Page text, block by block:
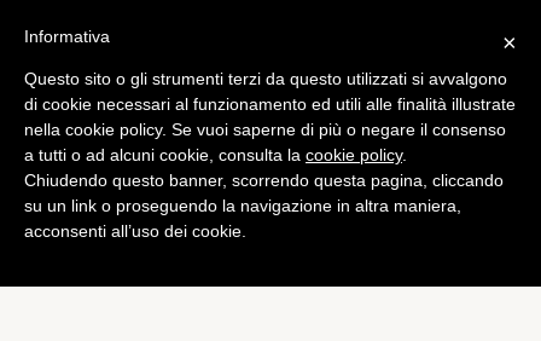
×
Informativa
Questo sito o gli strumenti terzi da questo utilizzati si avvalgono
di cookie necessari al funzionamento ed utili alle finalità illustrate
nella cookie policy. Se vuoi saperne di più o negare il consenso
a tutti o ad alcuni cookie, consulta la cookie policy.
Chiudendo questo banner, scorrendo questa pagina, cliccando
su un link o proseguendo la navigazione in altra maniera,
acconsenti all’uso dei cookie.